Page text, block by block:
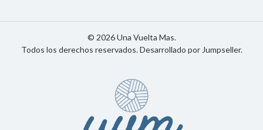
© 2026 Una Vuelta Mas.
Todos los derechos reservados.Desarrollado por Jumpseller.